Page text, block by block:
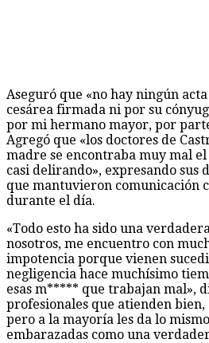
Aseguró que «no hay ningún
cesárea firmada ni por su
por mi hermano mayor, por
Agregó que «los doctores de
madre se encontraba muy mal
casi delirando», expresando sus
que mantuvieron comunicación
durante el día.
«Todo esto ha sido una
nosotros, me encuentro con
impotencia porque vienen
negligencia hace muchísimo
esas m***** que trabajan mal»,
profesionales que atienden bien,
pero a la mayoría les da lo
embarazadas como una